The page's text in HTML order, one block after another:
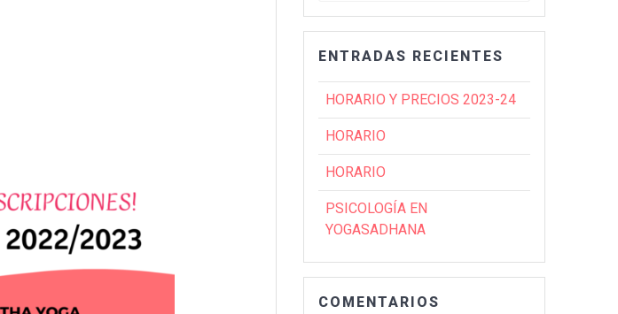
ENTRADAS RECIENTES
HORARIO Y PRECIOS 2023-24
HORARIO
HORARIO
PSICOLOGÍA EN
YOGASADHANA
COMENTARIOS